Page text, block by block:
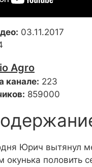
03.11.2017
Agro
канале: 223
859000
Юрич вытянул
окунька половить